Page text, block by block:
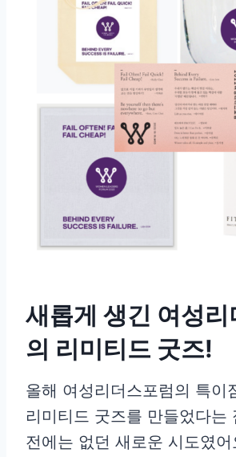
새롭게 생긴 여성리
의 리미티드 굿즈!
올해 여성리더스포럼의 특이
리미티드 굿즈를 만들었다는
전에는 없던 새로운 시도였